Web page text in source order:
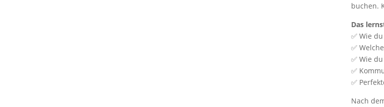
buchen.
Das
✅ Wie
✅
✅ Wie
✅
✅
Nach